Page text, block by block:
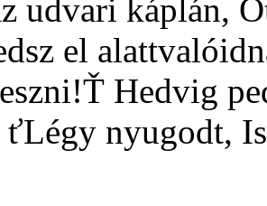
udvari káplán,
el
Hedvig
nyugodt,